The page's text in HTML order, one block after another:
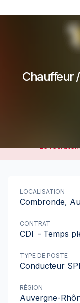
Chauffeur
Le
LOCALISATION
Combronde,
CONTRAT
CDI - Temps
TYPE DE POSTE
Conducteur
RÉGION
Auvergne-